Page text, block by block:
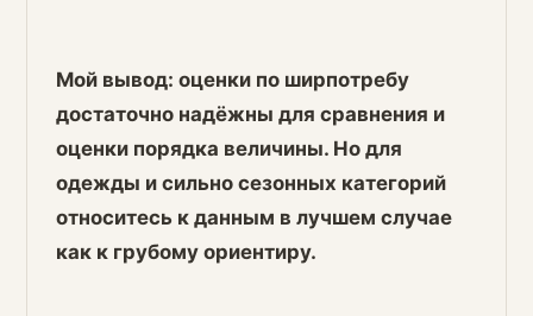
Мой вывод: оценки по ширпотребу
достаточно надёжны для сравнения и
оценки порядка величины. Но для
одежды и сильно сезонных категорий
относитесь к данным в лучшем случае
как к грубому ориентиру.